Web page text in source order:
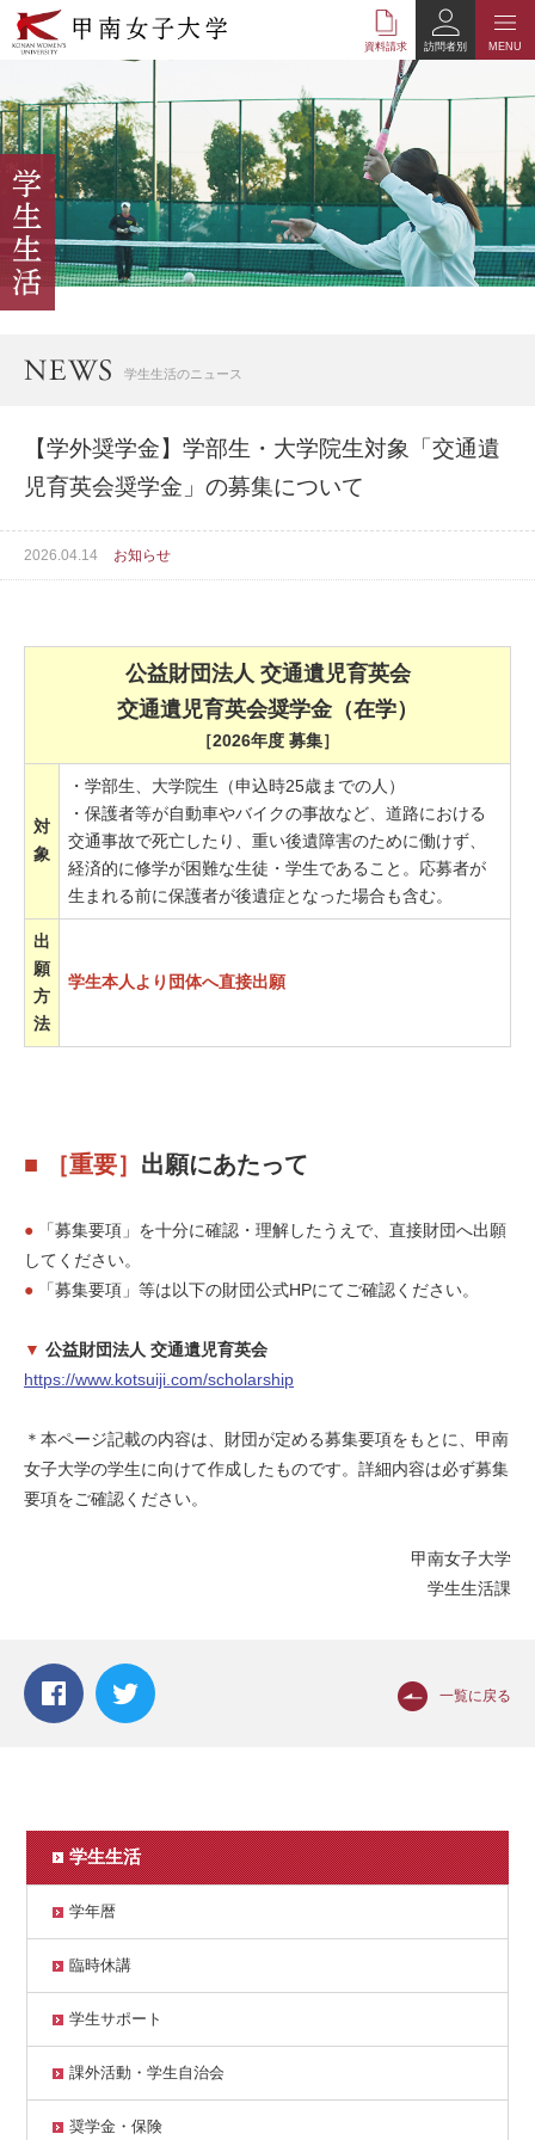
本
文
リ
ン
ナ
ビ
ゲ
ー
シ
ョ
資料請求 MENU
訪問者別
学生生活のニュース
【学外奨学金】学部生・大学院生対象「交通遺
児育英会奨学金」の募集について
2026.04.14 お知らせ
公益財団法人 交通遺児育英会
交通遺児育英会奨学金（在学）
［2026年度 募集］
対
象
・学部生、大学院生（申込時25歳までの人）
・保護者等が自動車やバイクの事故など、道路における
交通事故で死亡したり、重い後遺障害のために働けず、
経済的に修学が困難な生徒・学生であること。応募者が
生まれる前に保護者が後遺症となった場合も含む。
出
願
方
法
学生本人より団体へ直接出願
■ ［重要］ 出願にあたって
●
「募集要項」を十分に確認・理解したうえで、直接財団へ出願
してください。
● 「募集要項」等は以下の財団公式HPにてご確認ください。
▼ 公益財団法人 交通遺児育英会
https://www.kotsuiji.com/scholarship
＊本ページ記載の内容は、財団が定める募集要項をもとに、甲南
女子大学の学生に向けて作成したものです。詳細内容は必ず募集
要項をご確認ください。
甲南女子大学
学生生活課
一覧に戻る
学生生活
学年暦
臨時休講
学生サポート
課外活動・学生自治会
奨学金・保険